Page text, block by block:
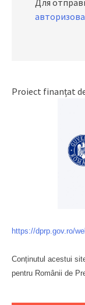
Для
Proiect finanțat
https://dprp.gov.ro/
Conținutul acestui
pentru Românii de